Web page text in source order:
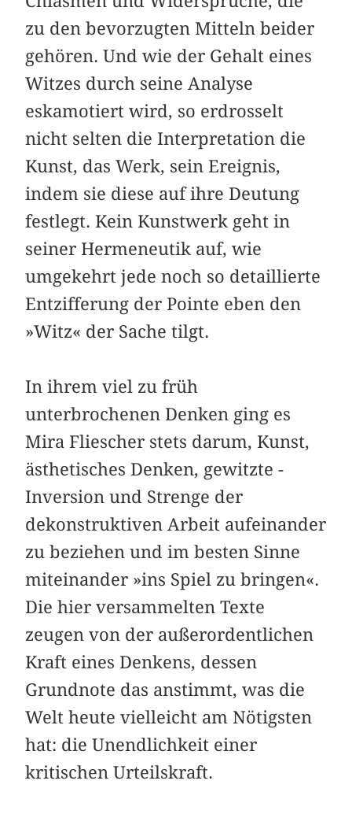
zu den bevorzugten Mitteln beider
gehören. Und wie der Gehalt eines
Witzes durch seine Analyse
eskamotiert wird, so erdrosselt
nicht selten die Interpretation die
Kunst, das Werk, sein Ereignis,
indem sie diese auf ihre Deutung
festlegt. Kein Kunstwerk geht in
seiner Hermeneutik auf, wie
umgekehrt jede noch so detaillierte
Entzifferung der Pointe eben den
»Witz« der Sache tilgt.
In ihrem viel zu früh
unterbrochenen Denken ging es
Mira ­Fliescher stets darum, Kunst,
ästhetisches Denken, gewitzte ­
Inversion und Strenge der
dekonstruktiven Arbeit aufeinander
zu beziehen und im besten Sinne
miteinander »ins Spiel zu bringen«.
Die hier versammelten Texte
zeugen von der außerordentlichen
Kraft eines Denkens, dessen
Grundnote das ­anstimmt, was die
Welt heute vielleicht am Nötigsten
hat: die Unendlichkeit einer
kritischen Urteilskraft.